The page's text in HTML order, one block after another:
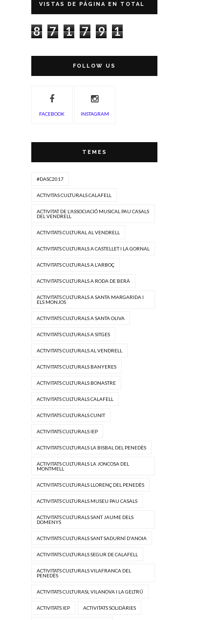
VISTAS DE PÁGINA EN TOTAL
8 7 1 7 9 1
FOLLOW US
FACEBOOK INSTAGRAM
TEMES
#DASC2017
ACTIVITAS CULTURALS CALAFELL
ACTIVITAT DE L'ASSOCIACIÓ MUSICAL PAU CASALS
DEL VENDRELL
ACTIVITATS CULTURAL AL VENDRELL
ACTIVITATS CULTURALS A CASTELLET I LA GORNAL
ACTIVITATS CULTURALS A L'ARBOÇ
ACTIVITATS CULTURALS A RODA DE BERÀ
ACTIVITATS CULTURALS A SANTA MARGARIDA I
ELS MONJOS
ACTIVITATS CULTURALS A SANTA OLIVA
ACTIVITATS CULTURALS A SITGES
ACTIVITATS CULTURALS AL VENDRELL
ACTIVITATS CULTURALS BANYERES
ACTIVITATS CULTURALS BONASTRE
ACTIVITATS CULTURALS CALAFELL
ACTIVITATS CULTURALS CUNIT
ACTIVITATS CULTURALS IEP
ACTIVITATS CULTURALS LA BISBAL DEL PENEDÈS
ACTIVITATS CULTURALS LA JONCOSA DEL
MONTMELL
ACTIVITATS CULTURALS LLORENÇ DEL PENEDÈS
ACTIVITATS CULTURALS MUSEU PAU CASALS
ACTIVITATS CULTURALS SANT JAUME DELS
DOMENYS
ACTIVITATS CULTURALS SANT SADURNÍ D'ANOIA
ACTIVITATS CULTURALS SEGUR DE CALAFELL
ACTIVITATS CULTURALS VILAFRANCA DEL
PENEDÈS
ACTIVITATS CULTURASL VILANOVA I LA GELTRÚ
ACTIVITATS IEP ACTIVITATS SOLIDÀRIES